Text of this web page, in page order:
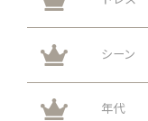
シーン
年代